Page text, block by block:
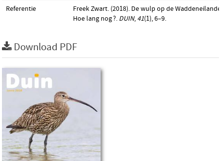
Referentie
Freek Zwart. (2018). De wulp op de
Hoe lang nog ?. DUIN, 41(1), 6–9.
Download PDF